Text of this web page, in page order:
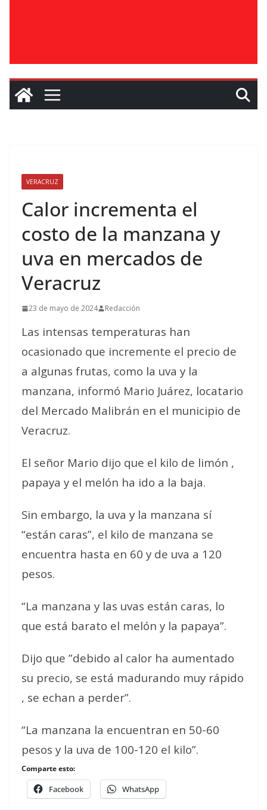
VERACRUZ
Calor incrementa el
costo de la manzana y
uva en mercados de
Veracruz
23 de mayo de 2024 Redacción
Las intensas temperaturas han
ocasionado que incremente el precio de
a algunas frutas, como la uva y la
manzana, informó Mario Juárez, locatario
del Mercado Malibrán en el municipio de
Veracruz.
El señor Mario dijo que el kilo de limón ,
papaya y el melón ha ido a la baja.
Sin embargo, la uva y la manzana sí
“están caras”, el kilo de manzana se
encuentra hasta en 60 y de uva a 120
pesos.
“La manzana y las uvas están caras, lo
que está barato el melón y la papaya”.
Dijo que ”debido al calor ha aumentado
su precio, se está madurando muy rápido
, se echan a perder”.
“La manzana la encuentran en 50-60
pesos y la uva de 100-120 el kilo”.
Comparte esto:
Facebook WhatsApp